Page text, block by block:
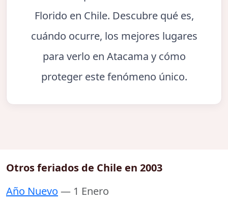
Florido en Chile. Descubre qué es,
cuándo ocurre, los mejores lugares
para verlo en Atacama y cómo
proteger este fenómeno único.
Otros feriados de Chile en 2003
Año Nuevo — 1 Enero